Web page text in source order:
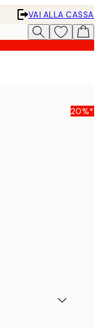
VAI ALLA CASSA
20%*